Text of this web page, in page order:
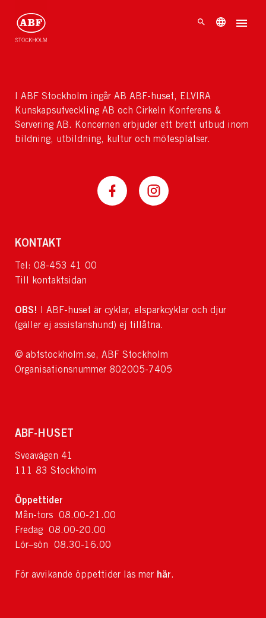
I ABF Stockholm ingår AB ABF-huset, ELVIRA
Kunskapsutveckling AB och Cirkeln Konferens &
Servering AB. Koncernen erbjuder ett brett utbud inom
bildning, utbildning, kultur och mötesplatser.
KONTAKT
Tel: 08-453 41 00
Till kontaktsidan
OBS! I ABF-huset är cyklar, elsparkcyklar och djur
(gäller ej assistanshund) ej tillåtna.
© abfstockholm.se, ABF Stockholm
Organisationsnummer 802005-7405
ABF-HUSET
Sveavägen 41
111 83 Stockholm
Öppettider
Mån-tors 08.00-21.00
Fredag 08.00-20.00
Lör–sön 08.30-16.00
För avvikande öppettider läs mer här.